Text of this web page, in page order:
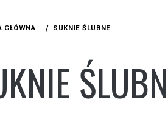
GŁÓWNA SUKNIE ŚLUBNE